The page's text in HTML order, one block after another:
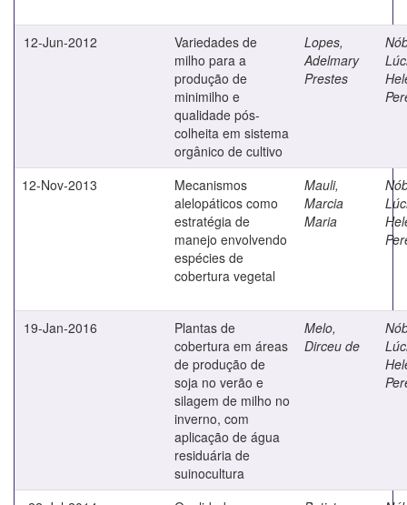
12-Jun-2012
Variedades de
milho para a
produção de
minimilho e
qualidade pós-
colheita em sistema
orgânico de cultivo
Lopes,
Adelmary
Prestes
12-Nov-2013
Mecanismos
alelopáticos como
estratégia de
manejo envolvendo
espécies de
cobertura vegetal
Mauli,
Marcia
Maria
19-Jan-2016
Plantas de
cobertura em áreas
de produção de
soja no verão e
silagem de milho no
inverno, com
aplicação de água
residuária de
suinocultura
Melo,
Dirceu de